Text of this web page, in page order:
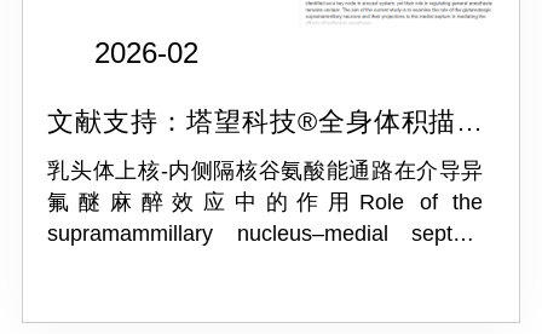
2026-02
文献支持：塔望科技®全身体积描记
系统 WBP-4M
乳头体上核-内侧隔核谷氨酸能通路在介导异
氟醚麻醉效应中的作用Role of the
supramammillary nucleus–medial septum